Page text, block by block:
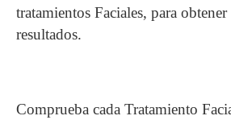
tratamientos Faciales, para
resultados.
Comprueba cada Tratamiento